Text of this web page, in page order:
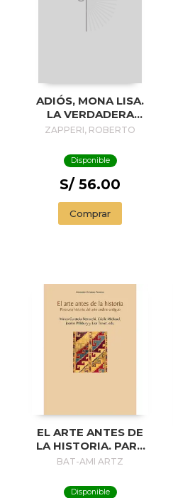
ADIÓS, MONA LISA.
LA VERDADERA
HISTORIA DEL
FAMOSO DEL
MUNDO
ZAPPERI, ROBERTO
Disponible
S/ 56.00
Comprar
EL ARTE ANTES DE
LA HISTORIA. PARA
UNA HISTORIA DEL
ANTIGUO
BAT-AMI ARTZ
Disponible